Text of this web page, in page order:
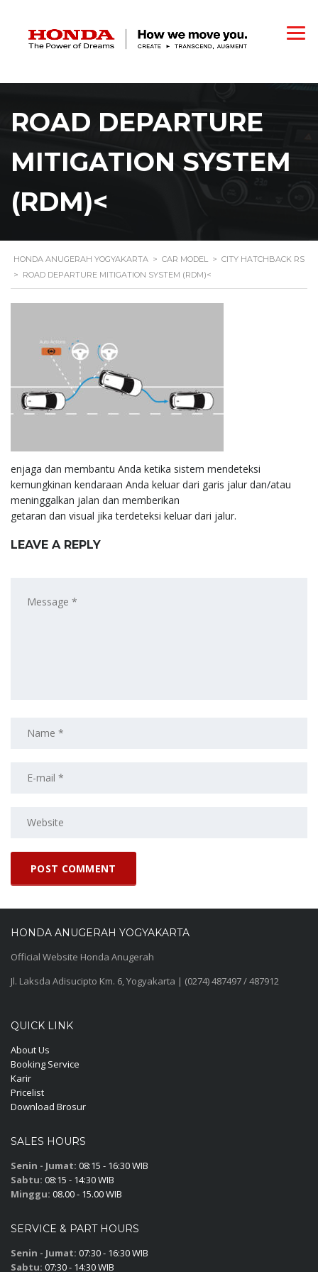
ROAD DEPARTURE
MITIGATION SYSTEM
(RDM)<
HONDA ANUGERAH YOGYAKARTA > CAR MODEL > CITY HATCHBACK RS
> ROAD DEPARTURE MITIGATION SYSTEM (RDM)<
enjaga dan membantu Anda ketika sistem mendeteksi
kemungkinan kendaraan Anda keluar dari garis jalur dan/atau
meninggalkan jalan dan memberikan
getaran dan visual jika terdeteksi keluar dari jalur.
LEAVE A REPLY
HONDA ANUGERAH YOGYAKARTA
Official Website Honda Anugerah
Jl. Laksda Adisucipto Km. 6, Yogyakarta | (0274) 487497 / 487912
QUICK LINK
About Us
Booking Service
Karir
Pricelist
Download Brosur
SALES HOURS
Senin - Jumat: 08:15 - 16:30 WIB
Sabtu: 08:15 - 14:30 WIB
Minggu: 08.00 - 15.00 WIB
SERVICE & PART HOURS
Senin - Jumat: 07:30 - 16:30 WIB
Sabtu: 07:30 - 14:30 WIB